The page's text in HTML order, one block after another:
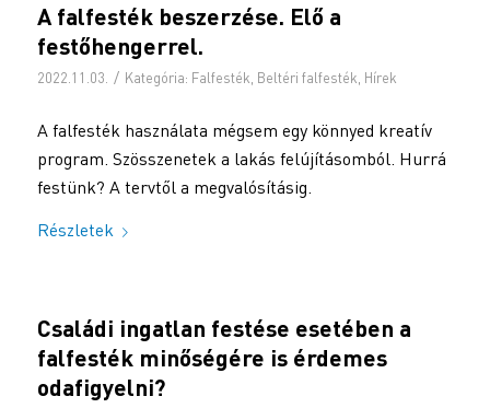
A falfesték beszerzése. Elő a
festőhengerrel.
2022.11.03. / Kategória: Falfesték, Beltéri falfesték, Hírek
A falfesték használata mégsem egy könnyed kreatív
program. Szösszenetek a lakás felújításomból. Hurrá
festünk? A tervtől a megvalósításig.
Részletek
Családi ingatlan festése esetében a
falfesték minőségére is érdemes
odafigyelni?